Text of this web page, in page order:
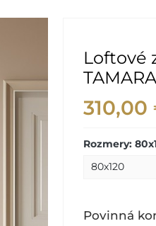
Loftové
310,00
Rozmery:
Povinná